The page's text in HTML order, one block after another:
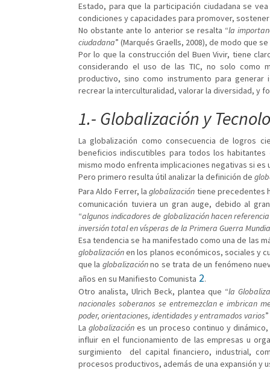
Estado, para que la participación ciudadana se
condiciones y capacidades para promover,
No obstante ante lo anterior se resalta “la
ciudadana” (Marqués Graells, 2008), de modo que
Por lo que la construcción del Buen Vivir, tiene
considerando el uso de las TIC, no solo como
productivo, sino como instrumento para generar
recrear la interculturalidad, valorar la diversidad, y
1.- Globalización y
La globalización como consecuencia de logros
beneficios indiscutibles para todos los
mismo modo enfrenta implicaciones negativas si es
Pero primero resulta útil analizar la definición de
Para Aldo Ferrer, laglobalización tiene precedentes
comunicación tuviera un gran auge, debido al
“algunos indicadores de globalización hacen
inversión total en vísperas de la Primera Guerra
Esa tendencia se ha manifestado como una de las
globalizaciónen los planos económicos, sociales y
que la globalizaciónno se trata de un fenómeno
años en su Manifiesto Comunista 2.
Otro analista, Ulrich Beck, plantea que “la
nacionales soberanos se entremezclan e imbrican
poder, orientaciones, identidades y entramados varios
Laglobalización es un proceso continuo y
influir en el funcionamiento de las empresas u
surgimiento del capital financiero, industrial,
procesos productivos, además de una expansión y